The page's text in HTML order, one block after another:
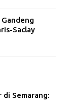
Saclay
di Semarang: